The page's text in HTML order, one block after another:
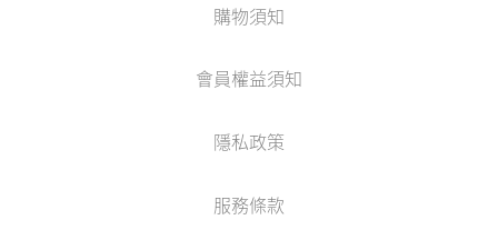
購物須知
會員權益須知
隱私政策
服務條款